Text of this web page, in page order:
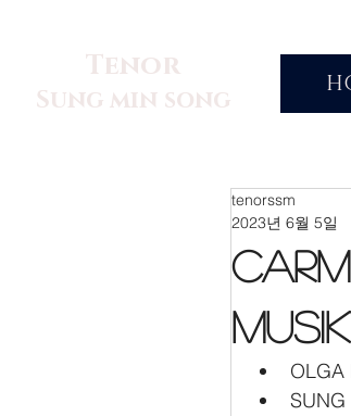
Tenor
Sung min song
tenorssm
2023년 6월 5일
OLGA
SUNG